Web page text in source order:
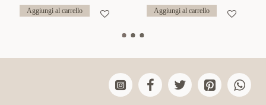
Aggiungi al carrello Aggiungi al carrello